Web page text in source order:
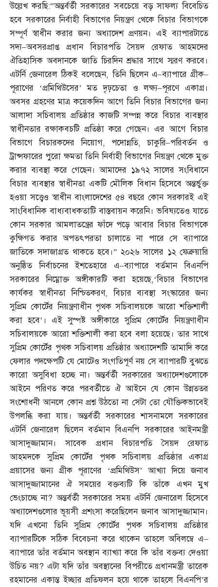
উল্লেখ করছি:”অন্তর্বর্তী সরকারের সবচেয়ে বড় সাফল্য বিবেচিত
হবে সরকারের নির্বাহী বিভাগের নিয়ন্ত্রণ থেকে বিচার বিভাগকে
সম্পূর্ণ স্বাধীন করার জন্য অধ্যাদেশ প্রণয়ন। এই ব্যাপারটাতে
সদ্য–অবসরপ্রাপ্ত প্রধান বিচারপতি সৈয়দ রেফাত আহমদের
ঐতিহাসিক অবদানকে জাতি চিরদিন শ্রদ্ধার সাথে স্মরণ করবে।
এটর্নি জেনারেল ঠিকই বলেছেন,তিনি ছিলেন এ–ব্যাপারে গ্রীক–
পূরাণের ‘প্রমিথিউসের’ মত দৃঢ়চেতা ও লক্ষ্য–পূরণে একাগ্র।
অবসর গ্রহণের মাত্র কয়েকদিন আগে তিনি বিচার বিভাগের জন্য
আলাদা সচিবালয় প্রতিষ্ঠার কাজটি সম্পন্ন করে বিচার ব্যবস্থার
স্বাধীনতার রক্ষাকবচটি প্রতিষ্ঠা করে গেছেন। এর আগে বিচার
বিভাগে বিচারকদের নিয়োগ, পদোন্নতি,চাকুরি–পরিবর্তন ও
ট্রান্সফারের পুরো ক্ষমতা তিনি নির্বাহী বিভাগের নিয়ন্ত্রণ থেকে মুক্ত
করার ব্যবস্থা করে গেছেন। আমাদের ১৯৭২ সালের সংবিধানে
বিচার ব্যবস্থার স্বাধীনতা একটি মৌলিক বিধান হিসেবে অন্তর্ভুক্ত
হওয়া সত্ত্বেও স্বাধীন বাংলাদেশের ৫৪ বছরে কোন সরকারই এই
সাংবিধানিক বাধ্যবাধকতাটি বাস্তবায়ন করেনি। ভবিষ্যতেও যাতে
কোন সরকার আমলাতন্ত্রের ফাঁদে পড়ে আবার বিচার বিভাগকে
কুক্ষিগত করার অপতৎপরতা চালাতে না পারে সে ব্যাপারে
জাতিকে সদাজাগ্রত থাকতে হবে।” ২০২৬ সালের ১২ ফেব্রুয়ারি
অনুষ্ঠিত নির্বাচনের ইশতেহারে এ–ব্যাপারে বর্তমান বিএনপি
সরকারের নিম্নোক্ত অঙ্গীকারটি করা হয়েছে,‘বিচার বিভাগের
কার্যকর স্বাধীনতা নিশ্চিতকরণ,বিচার ব্যবস্থা সংস্কারের জন্য
সুপ্রিম কোর্টের নিয়ন্ত্রণাধীন পৃথক সচিবালয়কে আরো শক্তিশালী
করা হবে’। এই সুস্পষ্ট অঙ্গীকারে সুপ্রিম কোর্টের নিয়ন্ত্রণাধীন
সচিবালয়কে আরো শক্তিশালী করা হবে বলা হয়েছে। তার সাথে
সুপ্রিম কোর্টের পৃথক সচিবালয় প্রতিষ্ঠার অধ্যাদেশটি তামাদি করে
ফেলার পদক্ষেপটি যে মোটেও সংগতিপূর্ণ নয় সে ব্যাপারটি বুঝতে
কারো অসুবিধা হচ্ছে না। অন্তর্বর্তী সরকারের অধ্যাদেশগুলোকে
আইনে পরিণত করে পরবর্তীতে ঐ আইনে যে কোন উন্নততর
সংশোধনী আনলে কোন প্রশ্ন উঠতো না সেটা তো যৌক্তিকভাবেই
উপলব্ধি করা যায়। অন্তর্বর্তী সরকারের শাসনামলে সরকারের
এটর্নি জেনারেল ছিলেন বর্তমান বিএনপি সরকারের আইনমন্ত্রী
আসাদুজ্জামান। সাবেক প্রধান বিচারপতি সৈয়দ রেফাত
আহমদকে সুপ্রিম কোর্টের পৃথক সচিবালয় প্রতিষ্ঠার একাগ্র
প্রয়াসের জন্য গ্রীক পূরাণের ‘প্রমিথিউস’ আখ্যা দিয়ে জনাব
আসাদুজ্জামানের ঐ সময়ের বক্তব্যটি কি তাঁকে এখন মুখ
ভেংচাচ্ছে না?অন্তর্বর্তী সরকারের সময় এটর্নি জেনারেল হিসেবে
অধ্যাদেশগুলোর ভূয়সী প্রশংসা করেছিলেন জনাব আসাদুজ্জামান।
যদি এখনো তিনি সুপ্রিম কোর্টের পৃথক সচিবালয় প্রতিষ্ঠার
ব্যাপারটিকে সঠিক বিবেচনা করে থাকেন তাহলে অবিলম্বে এ–
ব্যাপারে তাঁর বর্তমান অবস্থান ব্যাখ্যা করে কি তাঁর বক্তব্য দেওয়া
উচিত নয়? এটা যদি তাঁর অবস্থানের বিপরীতে প্রধানমন্ত্রী তারেক
রহমানের একান্ত ইচ্ছার প্রতিফলন হয়ে থাকে তাহলে বিএনপি’র